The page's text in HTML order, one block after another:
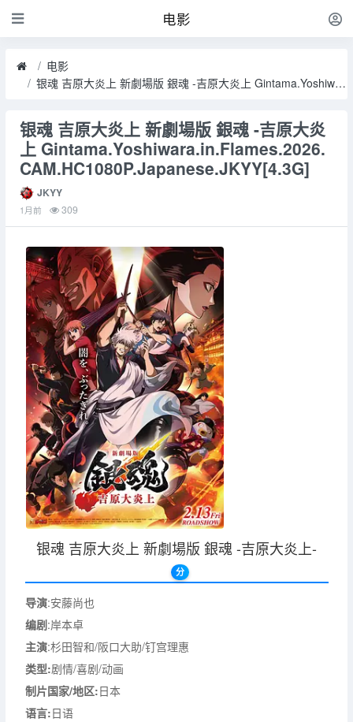
电影
电影
银魂 吉原大炎上 新劇場版 銀魂 -吉原大炎上 Gintama.Yoshiwara.in.Flames.2026.CAM.HC1080P.Japanese.JKYY[4.3G]
银魂 吉原大炎上 新劇場版 銀魂 -吉原大炎
上 Gintama.Yoshiwara.in.Flames.2026.
CAM.HC1080P.Japanese.JKYY[4.3G]
JKYY
1月前 309
银魂 吉原大炎上 新劇場版 銀魂 -吉原大炎上-
分
导演:安藤尚也
编剧:岸本卓
主演:杉田智和/阪口大助/钉宫理惠
类型:剧情/喜剧/动画
制片国家/地区:日本
语言:日语